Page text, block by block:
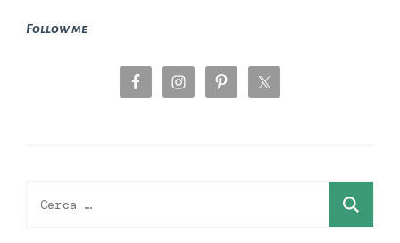
Follow me
Ricerca